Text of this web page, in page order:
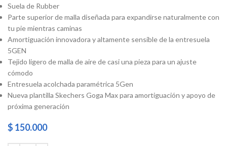
Suela de Rubber
Parte superior de malla diseñada para expandirse naturalmente con
tu pie mientras caminas
Amortiguación innovadora y altamente sensible de la entresuela
5GEN
Tejido ligero de malla de aire de casi una pieza para un ajuste
cómodo
Entresuela acolchada paramétrica 5Gen
Nueva plantilla Skechers Goga Max para amortiguación y apoyo de
próxima generación
$ 150.000